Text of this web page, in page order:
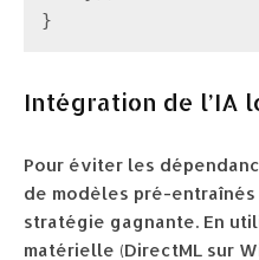
Intégration de l’IA
Pour éviter les
de modèles pré-entraînés
stratégie gagnante. En
matérielle (DirectML sur